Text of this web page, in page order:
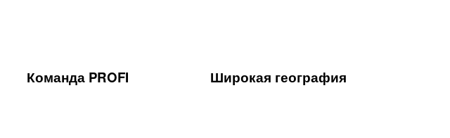
Команда PROFI Широкая география